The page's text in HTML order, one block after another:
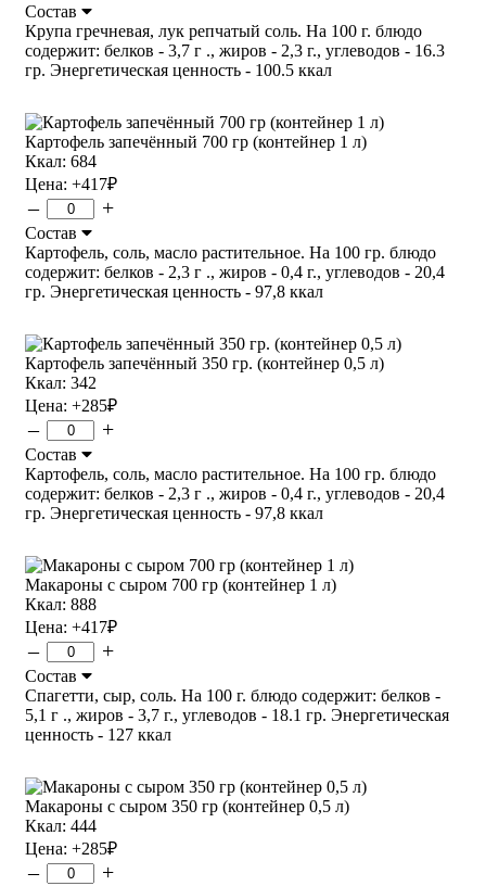
Состав
Крупа гречневая, лук репчатый соль. На 100 г. блюдо
содержит: белков - 3,7 г ., жиров - 2,3 г., углеводов - 16.3
гр. Энергетическая ценность - 100.5 ккал
Картофель запечённый 700 гр (контейнер 1 л)
Ккал: 684
Цена: +417₽
– +
Состав
Картофель, соль, масло растительное. На 100 гр. блюдо
содержит: белков - 2,3 г ., жиров - 0,4 г., углеводов - 20,4
гр. Энергетическая ценность - 97,8 ккал
Картофель запечённый 350 гр. (контейнер 0,5 л)
Ккал: 342
Цена: +285₽
– +
Состав
Картофель, соль, масло растительное. На 100 гр. блюдо
содержит: белков - 2,3 г ., жиров - 0,4 г., углеводов - 20,4
гр. Энергетическая ценность - 97,8 ккал
Макароны с сыром 700 гр (контейнер 1 л)
Ккал: 888
Цена: +417₽
– +
Состав
Спагетти, сыр, соль. На 100 г. блюдо содержит: белков -
5,1 г ., жиров - 3,7 г., углеводов - 18.1 гр. Энергетическая
ценность - 127 ккал
Макароны с сыром 350 гр (контейнер 0,5 л)
Ккал: 444
Цена: +285₽
– +